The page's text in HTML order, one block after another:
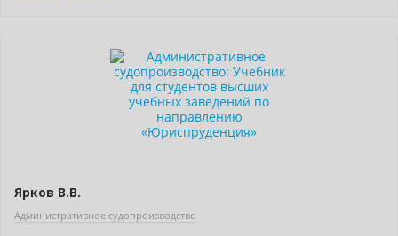
Ярков В.В.
Административное судопроизводство